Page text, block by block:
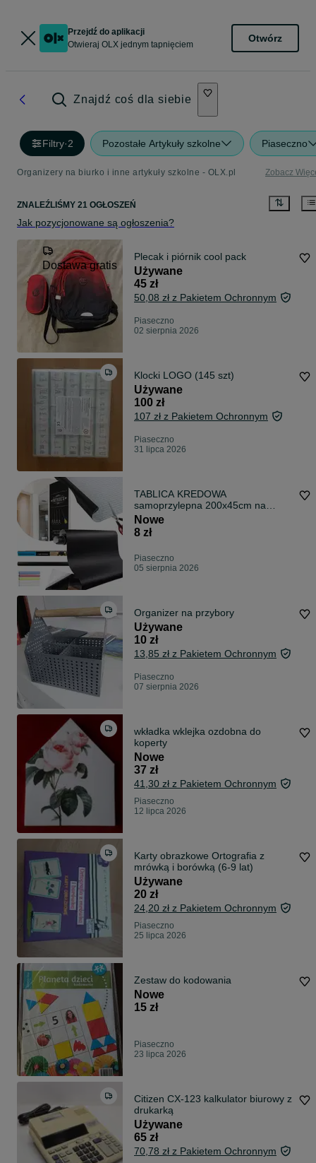
Przejdź do aplikacji
Otwieraj OLX jednym tapnięciem
Otwórz
Znajdź coś dla siebie
Filtry·2 Pozostałe Artykuły szkolne Piaseczno
Organizery na biurko i inne artykuły szkolne - OLX.pl Zobacz
ZNALEŹLIŚMY 21 OGŁOSZEŃ
Jak pozycjonowane są ogłoszenia?
Dostawa gratis
Plecak i piórnik cool pack
Używane
45 zł
50,08 zł z Pakietem Ochronnym
Piaseczno
02 sierpnia 2026
Klocki LOGO (145 szt)
Używane
100 zł
107 zł z Pakietem Ochronnym
Piaseczno
31 lipca 2026
TABLICA KREDOWA
samoprzylepna 200x45cm na
ścianę + kreda
Nowe
8 zł
Piaseczno
05 sierpnia 2026
Organizer na przybory
Używane
10 zł
13,85 zł z Pakietem Ochronnym
Piaseczno
07 sierpnia 2026
wkładka wklejka ozdobna do
koperty
Nowe
37 zł
41,30 zł z Pakietem Ochronnym
Piaseczno
12 lipca 2026
Karty obrazkowe Ortografia z
mrówką i borówką (6-9 lat)
Używane
20 zł
24,20 zł z Pakietem Ochronnym
Piaseczno
25 lipca 2026
Zestaw do kodowania
Nowe
15 zł
Piaseczno
23 lipca 2026
Citizen CX-123 kalkulator biurowy z
drukarką
Używane
65 zł
70,78 zł z Pakietem Ochronnym